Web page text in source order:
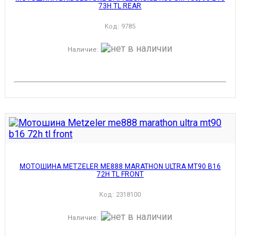
73H TL REAR
Код: 9785
Наличие:
МОТОШИНА METZELER ME888 MARATHON ULTRA MT90 B16
72H TL FRONT
Код: 2318100
Наличие: